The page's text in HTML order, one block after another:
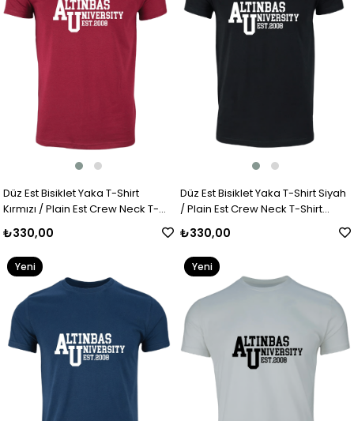
Düz Est Bisiklet Yaka T-Shirt
Kırmızı / Plain Est Crew Neck T-
₺330,00
Düz Est Bisiklet Yaka T-Shirt Siyah
/ Plain Est Crew Neck T-Shirt
₺330,00
Yeni
Yeni